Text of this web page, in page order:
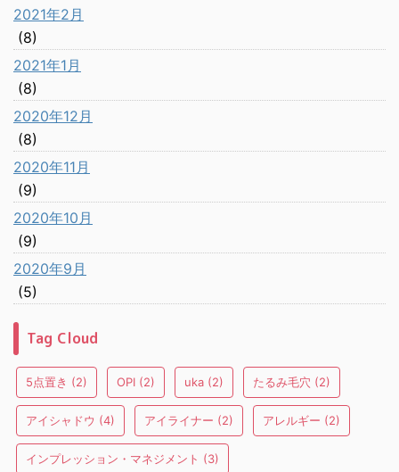
2021年2月
(8)
2021年1月
(8)
2020年12月
(8)
2020年11月
(9)
2020年10月
(9)
2020年9月
(5)
Tag Cloud
5点置き (2) OPI (2) uka (2) たるみ毛穴 (2)
アイシャドウ (4) アイライナー (2) アレルギー (2)
インプレッション・マネジメント (3)